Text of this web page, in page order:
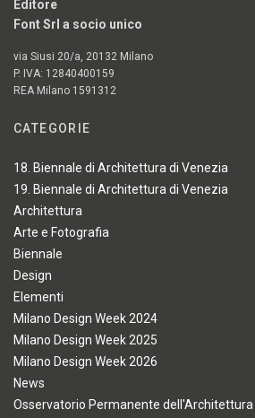
Editore
Font Srl a socio unico
via Siusi 20/a, 20132 Milano
P. IVA: 12840400159
REA Milano 1591312
CATEGORIE
18. Biennale di Architettura di Venezia
19. Biennale di Architettura di Venezia
Architettura
Arte e Fotografia
Biennale
Design
Elementi
Milano Design Week 2024
Milano Design Week 2025
Milano Design Week 2026
News
Osservatorio Permanente